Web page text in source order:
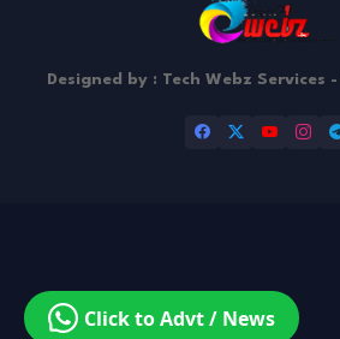
Click to Advt / News
Designed by : Tech Webz Services
|
Templates